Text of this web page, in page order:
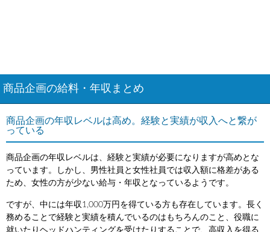
商品企画の給料・年収まとめ
商品企画の年収レベルは高め。経験と実績が収入へと繋が
っている
商品企画の年収レベルは、経験と実績が必要になりますが高めとな
っています。しかし、男性社員と女性社員では収入額に格差がある
ため、女性の方が少ない給与・年収となっているようです。
ですが、中には年収1,000万円を得ている方も存在しています。長く
務めることで経験と実績を積んでいるのはもちろんのこと、役職に
就いたりヘッドハンティングを受けたりすることで、高収入を得る